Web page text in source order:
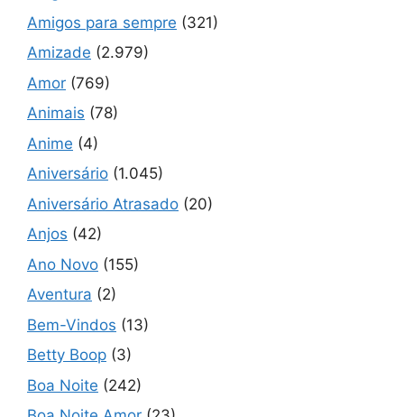
Amigos para sempre (321)
Amizade (2.979)
Amor (769)
Animais (78)
Anime (4)
Aniversário (1.045)
Aniversário Atrasado (20)
Anjos (42)
Ano Novo (155)
Aventura (2)
Bem-Vindos (13)
Betty Boop (3)
Boa Noite (242)